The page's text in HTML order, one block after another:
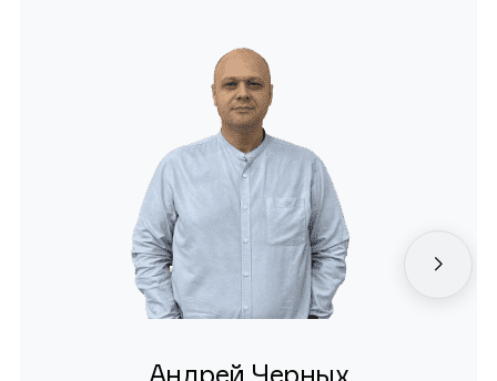
Андрей Черных